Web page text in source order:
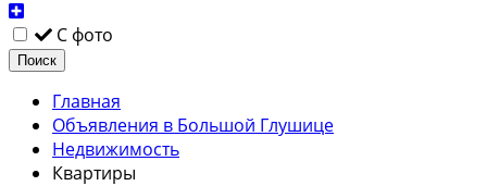
С фото
Поиск
Главная
Объявления в Большой Глушице
Недвижимость
Квартиры